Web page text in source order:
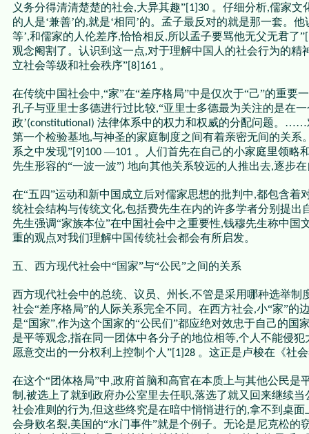
义务分得清清楚楚的社会,大异其趣”[1]30 。仔细分析,儒家文
的人是‘兼善’的,就是‘相同’的。孟子最反对的就是那一套。他
等’,和儒家的人伦差序,恰恰相反 ,所以孟子要骂他无父无君了”
观念阉割了。认识到这一点,对于理解中国人的社会行为的精
立社会等级和社会秩序”[8]161 。
在传统中国社会中,“家”在“差序格局”中是仅次于“己”的重要
孔子与亚里士多德进行过比较,“亚里士多德最为关注的是在
政’(constitutional) 法律体系中的权力和权威的分配问题。……
第一个检验基地,与神圣的家庭制度之间有着亲密无间的关
系之中发现”[9]100 —101 。人们首先在自己的小家庭里领略
先生形容的“一波一波”) 地向其他关系较远的人推出去,逐步
在“五四”运动和新中国成立后对儒家思想的批判中,都包含着
统社会结构与传统文化,包括费先生在内的许多学者分别提出
先生强调“家族本位”在中国社会中之重要性,钱穆先生称中国
重的观点对我们理解中国传统社会都会有所启发。
五、西方现代社会中“国家”与“公民”之间的关系
西方现代社会中的总统、议员、州长,不管是采用哪种选举制
社会“差序格局”的人际关系完全不同。在西方社会,小“家”的
是“国家”,作为这个国家的“公民们”都应绝对效忠于自己的国
是平等观念,指在同一团体中各分子的地位相等,个人不能侵犯
愿意交出的一分权利上控制个人”[1]28 。这正是卢梭在《社
在这个“团体格局”中,政府首脑和高官在本质上与其他公民是
制 ,被选上了就到政府办公室里去任职,落选了就又回来继续当
社会准则的行为,但这些终究是在暗中悄悄进行的,拿不到桌面
会身败名裂,美国的“水门事件”就是个例子。无论是尼克松的